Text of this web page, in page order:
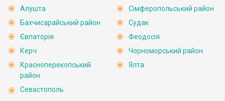
Алушта
Бахчисарайський район
Євпаторія
Керч
Красноперекопський
район
Севастополь
Сімферопольський район
Судак
Феодосія
Чорноморський район
Ялта